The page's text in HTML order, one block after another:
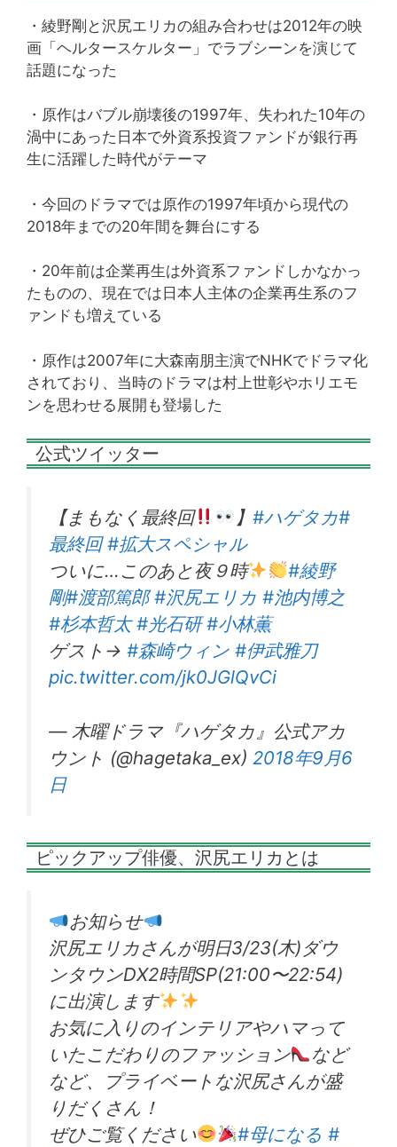
・綾野剛と沢尻エリカの組み合わせは2012年の映
画「ヘルタースケルター」でラブシーンを演じて
話題になった
・原作はバブル崩壊後の1997年、失われた10年の
渦中にあった日本で外資系投資ファンドが銀行再
生に活躍した時代がテーマ
・今回のドラマでは原作の1997年頃から現代の
2018年までの20年間を舞台にする
・20年前は企業再生は外資系ファンドしかなかっ
たものの、現在では日本人主体の企業再生系のフ
ァンドも増えている
・原作は2007年に大森南朋主演でNHKでドラマ化
されており、当時のドラマは村上世彰やホリエモ
ンを思わせる展開も登場した
公式ツイッター
【まもなく最終回 】#ハゲタカ#
最終回 #拡大スペシャル
ついに…このあと夜９時
#綾野
剛#渡部篤郎 #沢尻エリカ #池内博之
#杉本哲太 #光石研 #小林薫
ゲスト→ #森崎ウィン #伊武雅刀
pic.twitter.com/jk0JGlQvCi
— 木曜ドラマ『ハゲタカ』公式アカ
ウント (@hagetaka_ex) 2018年9月6
日
ピックアップ俳優、沢尻エリカとは
お知らせ
沢尻エリカさんが明日3/23(木)ダウ
ンタウンDX2時間SP(21:00〜22:54)
に出演します
お気に入りのインテリアやハマって
いたこだわりのファッション
など
など、プライベートな沢尻さんが盛
りだくさん！
ぜひご覧ください
#母になる #